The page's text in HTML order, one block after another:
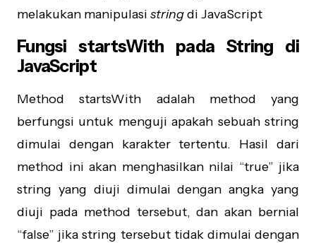
melakukan manipulasi stringdi JavaScript
Fungsi startsWith pada String di
JavaScript
Method startsWith adalah method yang
berfungsi untuk menguji apakah sebuah string
dimulai dengan karakter tertentu. Hasil dari
method ini akan menghasilkan nilai “true” jika
string yang diuji dimulai dengan angka yang
diuji pada method tersebut, dan akan bernial
“false” jika string tersebut tidak dimulai dengan